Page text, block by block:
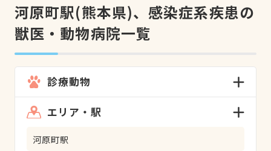
河原町駅(熊本県)、感染症系疾患の
獣医・動物病院一覧
診療動物
エリア・駅
河原町駅